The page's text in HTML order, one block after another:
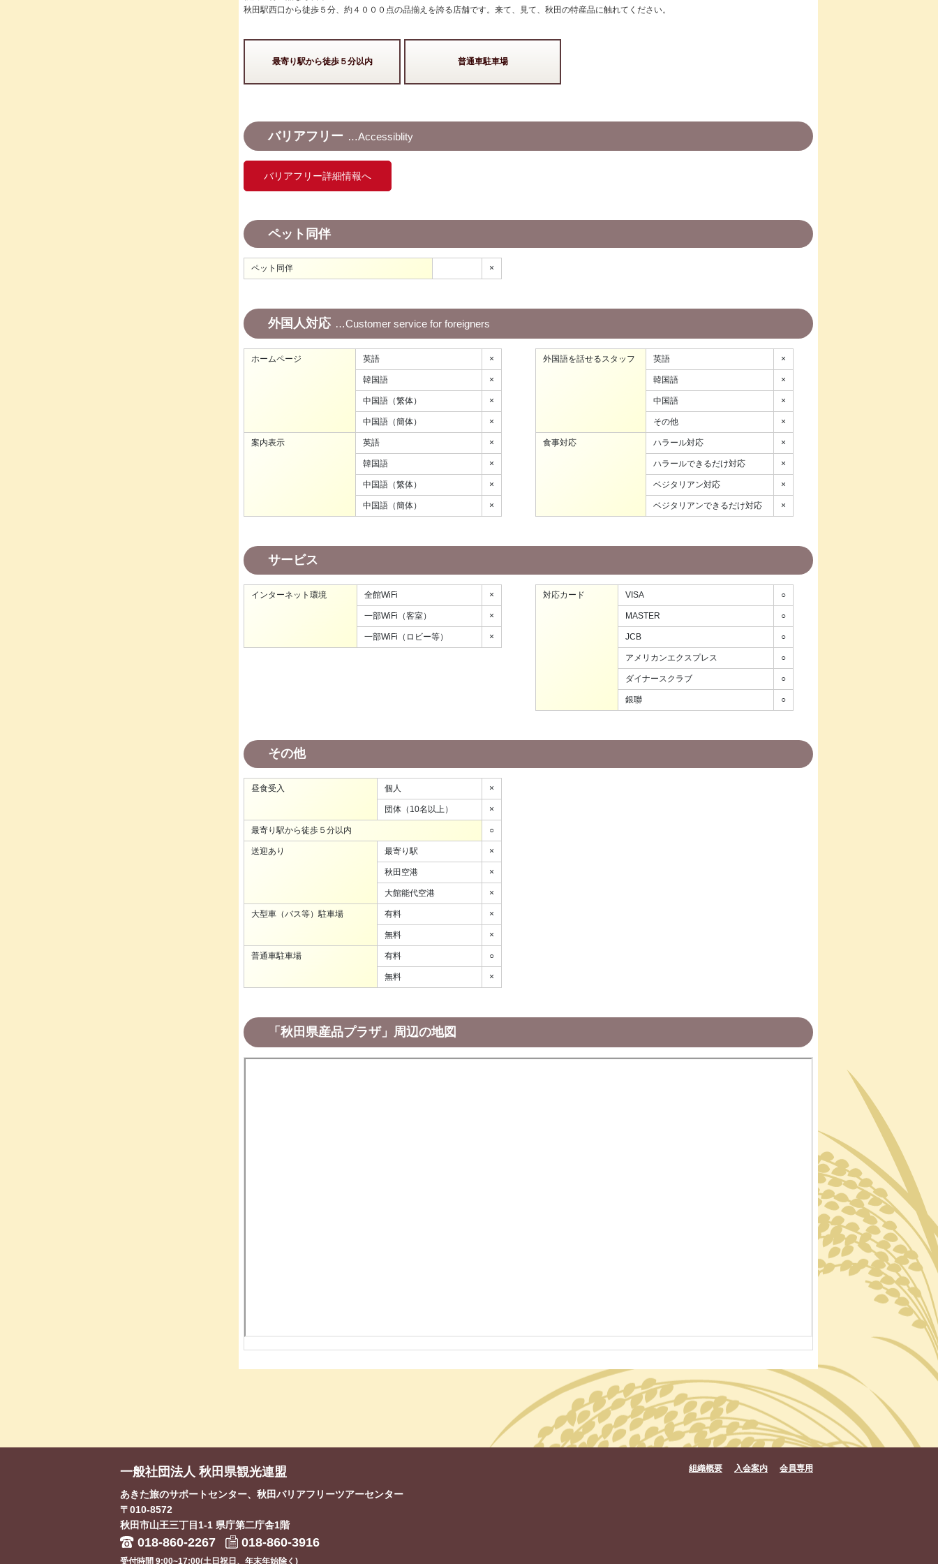
秋田駅西口から徒歩５分、約４０００点の品揃えを誇る店舗です。来て、見て、秋田の特産品に触れてください。
最寄り駅から徒歩５分以内 普通車駐車場
バリアフリー Accessiblity
バリアフリー詳細情報へ
ペット同伴
ペット同伴 ×
外国人対応 Customer service for foreigners
ホームページ 英語 ×
韓国語 ×
中国語（繁体） ×
中国語（簡体） ×
案内表示 英語 ×
韓国語 ×
中国語（繁体） ×
中国語（簡体） ×
外国語を話せるスタッフ 英語 ×
韓国語 ×
中国語 ×
その他 ×
食事対応 ハラール対応 ×
ハラールできるだけ対応 ×
ベジタリアン対応 ×
ベジタリアンできるだけ対応 ×
サービス
インターネット環境 全館WiFi ×
一部WiFi（客室） ×
一部WiFi（ロビー等） ×
対応カード VISA ○
MASTER ○
JCB ○
アメリカンエクスプレス ○
ダイナースクラブ ○
銀聯 ○
その他
昼食受入 個人 ×
団体（10名以上） ×
最寄り駅から徒歩５分以内 ○
送迎あり 最寄り駅 ×
秋田空港 ×
大館能代空港 ×
大型車（バス等）駐車場 有料 ×
無料 ×
普通車駐車場 有料 ○
無料 ×
「秋田県産品プラザ」周辺の地図
一般社団法人 秋田県観光連盟
あきた旅のサポートセンター、秋田バリアフリーツアーセンター
〒010-8572
秋田市山王三丁目1-1 県庁第二庁舎1階
018-860-2267 018-860-3916
受付時間 9:00~17:00(土日祝日、年末年始除く)
組織概要 入会案内 会員専用